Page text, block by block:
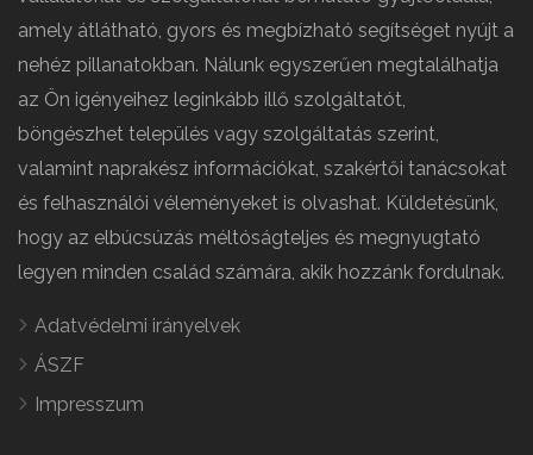
amely átlátható, gyors és megbízható segítséget nyújt a
nehéz pillanatokban. Nálunk egyszerűen megtalálhatja
az Ön igényeihez leginkább illő szolgáltatót,
böngészhet település vagy szolgáltatás szerint,
valamint naprakész információkat, szakértői tanácsokat
és felhasználói véleményeket is olvashat. Küldetésünk,
hogy az elbúcsúzás méltóságteljes és megnyugtató
legyen minden család számára, akik hozzánk fordulnak.
Adatvédelmi irányelvek
ÁSZF
Impresszum